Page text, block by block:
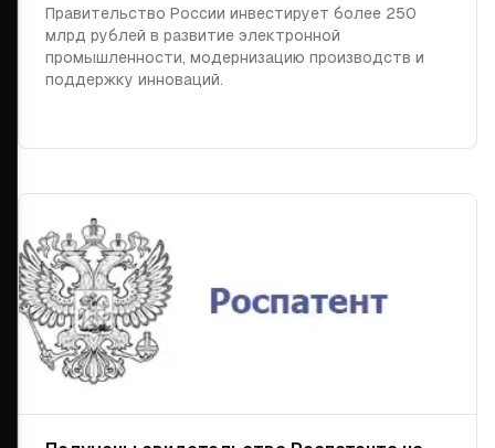
электронной промышленности в 2026–
2028 гг.
Правительство России инвестирует более 250
млрд рублей в развитие электронной
промышленности, модернизацию производств и
поддержку инноваций.